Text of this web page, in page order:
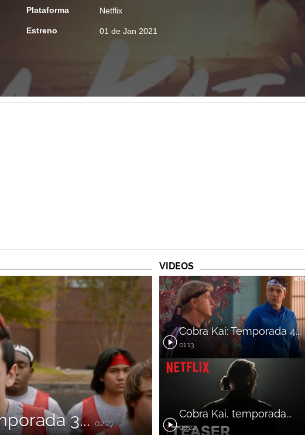
Plataforma Netflix
Estreno 01 de Jan 2021
3...02:27
VIDEOS
Cobra Kai: Temporada 4...
01:13
Cobra Kai, temporada...
00:22